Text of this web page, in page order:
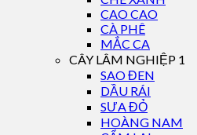
CAO CAO
CÀ PHÊ
MẮC CA
CÂY LÂM NGHIỆP 1
SAO ĐEN
DẦU RÁI
SƯA ĐỎ
HOÀNG NAM